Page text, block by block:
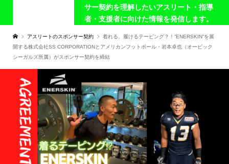
サー契約を理解したいアスリート・指導
者・支援者に向けた情報を発信します。
アスリートのスポンサー契約
着れる、履けるテーピング？！”ENERSKIN”を展
開する株式会社SS CORPORATIONとアメリカンフットボール・岩本卓也（オービック
シーガルズ所属）がスポンサー契約を締結